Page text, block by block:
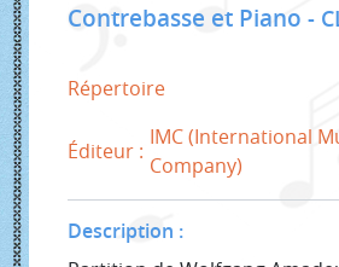
Contrebasse et Piano
Répertoire
Éditeur :
IMC (International
Company)
Description :